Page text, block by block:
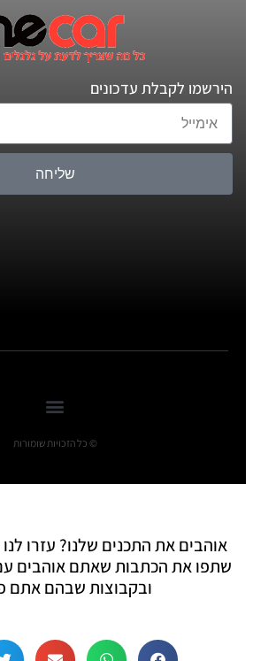
הירשמו לקבלת עדכונים
שליחה
© כל הזכויות שומורות
אוהבים את התכנים שלנו? עזרו לנו
שתפו את הכתבות שאתם אוהבים
ובקבוצות שבהם אתם